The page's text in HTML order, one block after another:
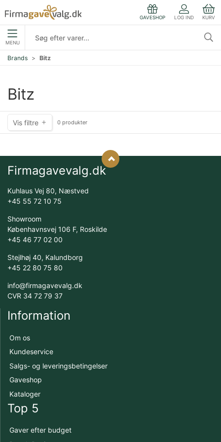
GAVESHOP LOG IND KURV
MENU
Brands Bitz
Bitz
Vis filtre 0 produkter
Firmagavevalg.dk
Kuhlaus Vej 80, Næstved
+45 55 72 10 75
Showroom
Københavnsvej 106 F, Roskilde
+45 46 77 02 00
Stejlhøj 40, Kalundborg
+45 22 80 75 80
info@firmagavevalg.dk
CVR 34 72 79 37
Information
Om os
Kundeservice
Salgs- og leveringsbetingelser
Gaveshop
Kataloger
Top 5
Gaver efter budget